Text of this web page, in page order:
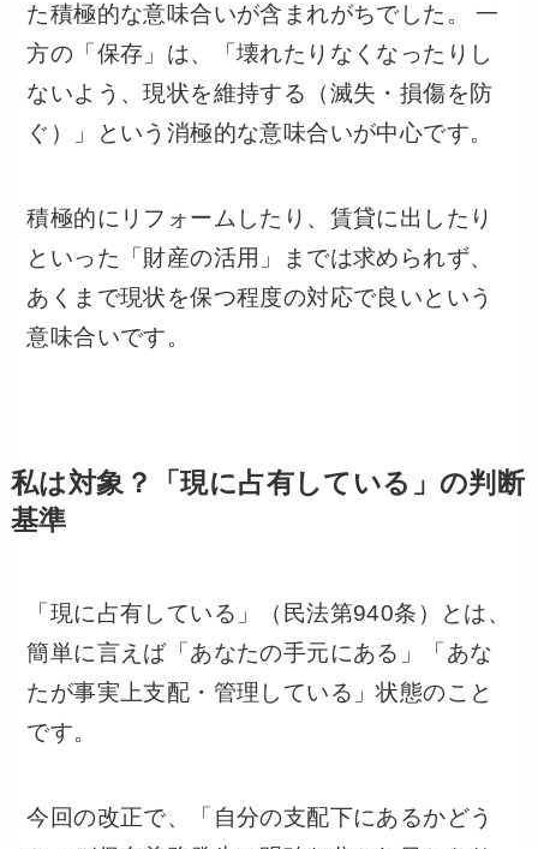
た積極的な意味合いが含まれがちでした。 一
方の「保存」は、「壊れたりなくなったりし
ないよう、現状を維持する（滅失・損傷を防
ぐ）」という消極的な意味合いが中心です。
積極的にリフォームしたり、賃貸に出したり
といった「財産の活用」までは求められず、
あくまで現状を保つ程度の対応で良いという
意味合いです。
私は対象？「現に占有している」の判断
基準
「現に占有している」（民法第940条）とは、
簡単に言えば「あなたの手元にある」「あな
たが事実上支配・管理している」状態のこと
です。
今回の改正で、「自分の支配下にあるかどう